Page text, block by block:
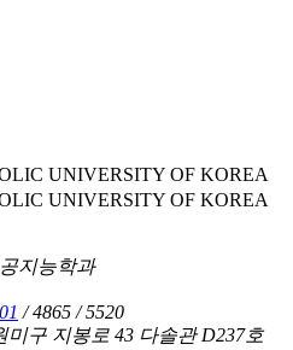
지능학과
/ 4865 / 5520
미구 지봉로 43 다솔관 D237호